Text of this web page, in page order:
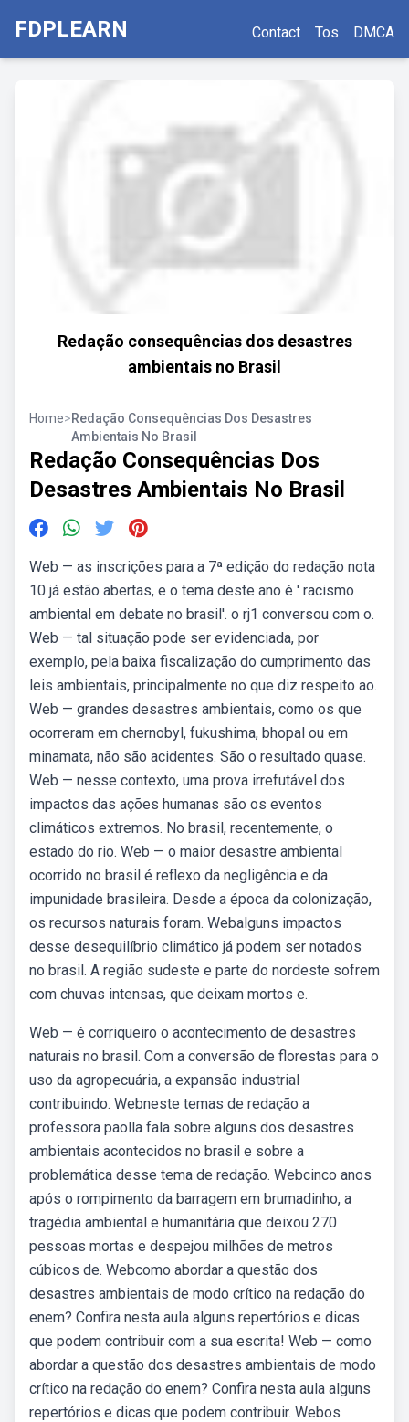
FDPLEARN Contact Tos DMCA
Redação consequências dos desastres
ambientais no Brasil
Home>Redação Consequências Dos Desastres
Ambientais No Brasil
Redação Consequências Dos
Desastres Ambientais No Brasil
Web — as inscrições para a 7ª edição do redação nota
10 já estão abertas, e o tema deste ano é ' racismo
ambiental em debate no brasil'. o rj1 conversou com o.
Web — tal situação pode ser evidenciada, por
exemplo, pela baixa fiscalização do cumprimento das
leis ambientais, principalmente no que diz respeito ao.
Web — grandes desastres ambientais, como os que
ocorreram em chernobyl, fukushima, bhopal ou em
minamata, não são acidentes. São o resultado quase.
Web — nesse contexto, uma prova irrefutável dos
impactos das ações humanas são os eventos
climáticos extremos. No brasil, recentemente, o
estado do rio. Web — o maior desastre ambiental
ocorrido no brasil é reflexo da negligência e da
impunidade brasileira. Desde a época da colonização,
os recursos naturais foram. Webalguns impactos
desse desequilíbrio climático já podem ser notados
no brasil. A região sudeste e parte do nordeste sofrem
com chuvas intensas, que deixam mortos e.
Web — é corriqueiro o acontecimento de desastres
naturais no brasil. Com a conversão de florestas para o
uso da agropecuária, a expansão industrial
contribuindo. Webneste temas de redação a
professora paolla fala sobre alguns dos desastres
ambientais acontecidos no brasil e sobre a
problemática desse tema de redação. Webcinco anos
após o rompimento da barragem em brumadinho, a
tragédia ambiental e humanitária que deixou 270
pessoas mortas e despejou milhões de metros
cúbicos de. Webcomo abordar a questão dos
desastres ambientais de modo crítico na redação do
enem? Confira nesta aula alguns repertórios e dicas
que podem contribuir com a sua escrita! Web — como
abordar a questão dos desastres ambientais de modo
crítico na redação do enem? Confira nesta aula alguns
repertórios e dicas que podem contribuir. Webos